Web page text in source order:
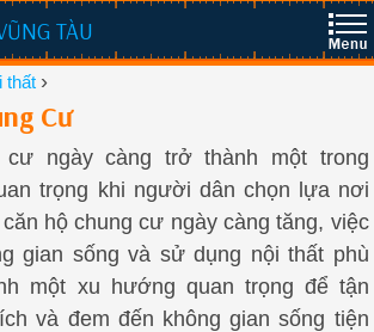
TÀU
thất ›
Cư
cư ngày càng trở thành một trong
trọng khi người dân chọn lựa nơi
hộ chung cư ngày càng tăng, việc
gian sống và sử dụng nội thất phù
một xu hướng quan trọng để tận
và đem đến không gian sống tiện